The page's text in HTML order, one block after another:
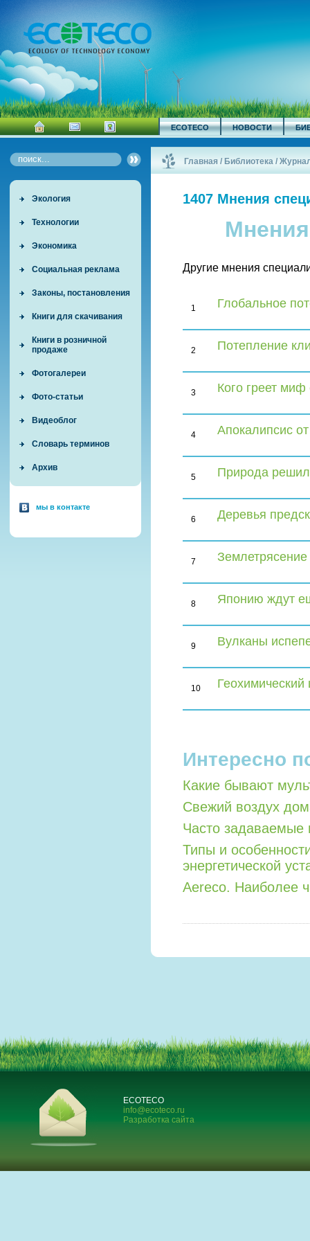
ECOTECO НОВОСТИ
Экология
Технологии
Экономика
Социальная реклама
Законы, постановления
Книги для скачивания
Книги в розничной
продаже
Фотогалереи
Фото-статьи
Видеоблог
Словарь терминов
Архив
мы в контакте
Главная / Библиотека /
1407 Мнения
Другие мнения
1 Глобальное
2 Потепление
3 Кого греет
4 Апокалипсис
5 Природа
6 Деревья
7
8 Японию ждут
9 Вулканы
10 Геохимический
Интересно
Какие бывают
Свежий воздух
Часто задаваемые
Типы и
энергетической
Aereco. Наиболее
ECOTECO
info@ecoteco.ru
Разработка сайта